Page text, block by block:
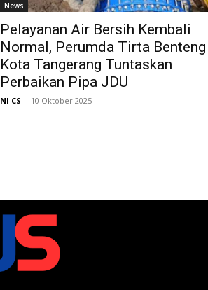
News
Pelayanan Air Bersih Kembali
Normal, Perumda Tirta Benteng
Kota Tangerang Tuntaskan
Perbaikan Pipa JDU
NI CS - 10 Oktober 2025